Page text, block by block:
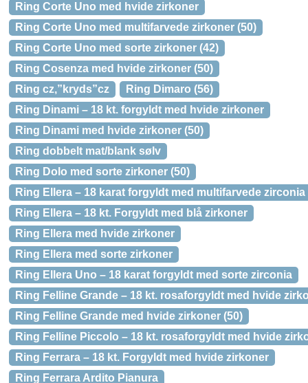
Ring Corte Uno med hvide zirkoner
Ring Corte Uno med multifarvede zirkoner (50)
Ring Corte Uno med sorte zirkoner (42)
Ring Cosenza med hvide zirkoner (50)
Ring cz,”kryds”cz
Ring Dimaro (56)
Ring Dinami – 18 kt. forgyldt med hvide zirkoner
Ring Dinami med hvide zirkoner (50)
Ring dobbelt mat/blank sølv
Ring Dolo med sorte zirkoner (50)
Ring Ellera – 18 karat forgyldt med multifarvede zirconia
Ring Ellera – 18 kt. Forgyldt med blå zirkoner
Ring Ellera med hvide zirkoner
Ring Ellera med sorte zirkoner
Ring Ellera Uno – 18 karat forgyldt med sorte zirconia
Ring Felline Grande – 18 kt. rosaforgyldt med hvide
Ring Felline Grande med hvide zirkoner (50)
Ring Felline Piccolo – 18 kt. rosaforgyldt med hvide
Ring Ferrara – 18 kt. Forgyldt med hvide zirkoner
Ring Ferrara Ardito Pianura